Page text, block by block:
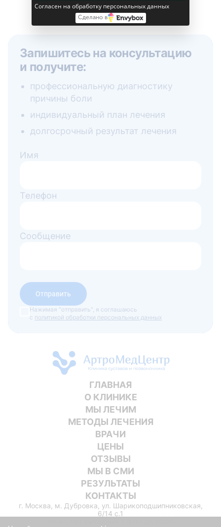
Запишитесь на консультацию
и получите:
профессиональную диагностику
причины боли
индивидуальный план лечения
долгосрочный результат лечения
Имя
Телефон
Сообщение
Отправить
Нажимая "отправить", я соглашаюсь
с политикой обработки персональных данных
ГЛАВНАЯ
О КЛИНИКЕ
МЫ ЛЕЧИМ
МЕТОДЫ ЛЕЧЕНИЯ
ВРАЧИ
ЦЕНЫ
ОТЗЫВЫ
МЫ В СМИ
РЕЗУЛЬТАТЫ
КОНТАКТЫ
г. Москва, м. Дубровка, ул. Шарикоподшипниковская,
6/14 с.1
Согласен на обработку персональных данных
Сделано в